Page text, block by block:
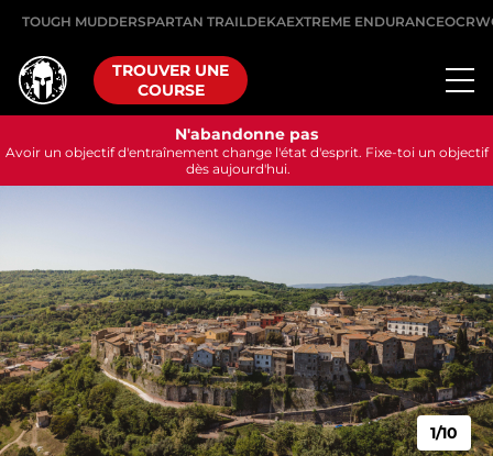
TOUGH MUDDERSPARTAN TRAILDEKAEXTREME ENDURANCE
TROUVER UNE
COURSE
N'abandonne pas
Avoir un objectif d'entraînement change l'état d'esprit. Fixe-toi un objectif
dès aujourd'hui.
1/10